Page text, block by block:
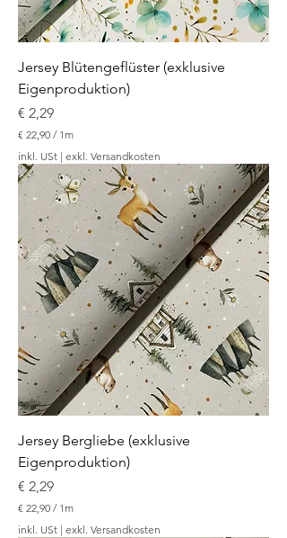
Jersey Blütengeflüster (exklusive
Eigenproduktion)
Preis
€ 2,29
€ 22,90 / 1m
€
2
,
9
0
p
r
M
e
e
r
inkl. USt | exkl. Versandkosten
Jersey Bergliebe (exklusive
Eigenproduktion)
Preis
€ 2,29
€ 22,90 / 1m
€
inkl. USt | exkl. Versandkosten